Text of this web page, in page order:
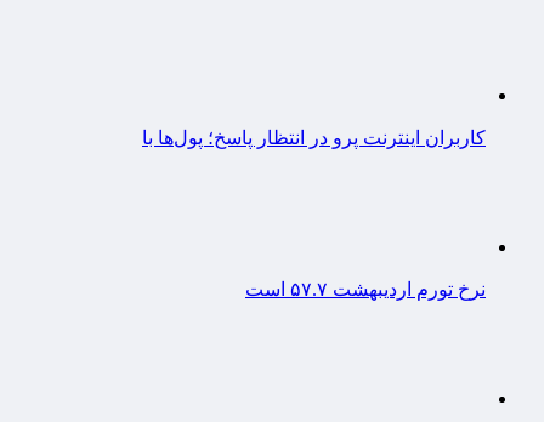
کاربران اینترنت پرو در انتظار پاسخ؛ پول‌ها با
نرخ تورم اردیبهشت ۵۷.۷ است